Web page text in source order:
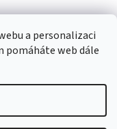
a personalizaci
pomáháte web dále